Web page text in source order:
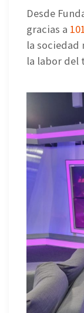
Desde
gracias a
la sociedad
la labor del